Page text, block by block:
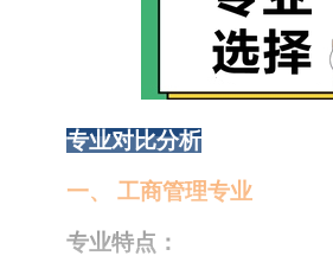
专业对比分析
一、 工商管理专业
专业特点：